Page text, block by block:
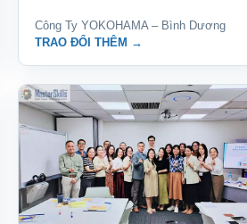
Công Ty YOKOHAMA – Bình Dương
TRAO ĐỔI THÊM →